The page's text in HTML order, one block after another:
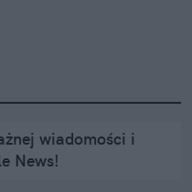
wiadomości i
News!